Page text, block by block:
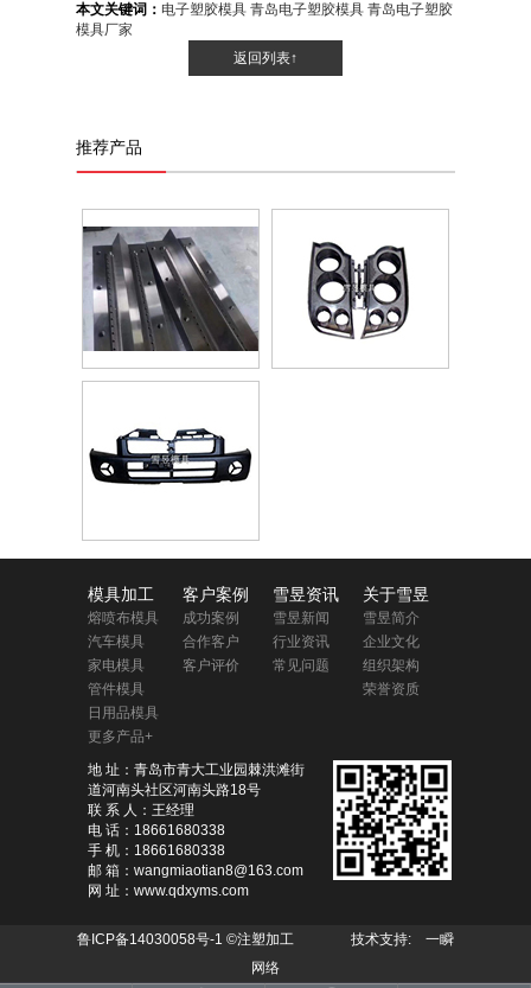
本文关键词： 电子塑胶模具 青岛电子塑胶模具 青岛电子塑胶
模具厂家
返回列表↑
推荐产品
模具加工
熔喷布模具
汽车模具
家电模具
管件模具
日用品模具
更多产品+
客户案例
成功案例
合作客户
客户评价
雪昱资讯
雪昱新闻
行业资讯
常见问题
关于雪昱
雪昱简介
企业文化
组织架构
荣誉资质
地 址：青岛市青大工业园棘洪滩街
道河南头社区河南头路18号
联 系 人：王经理
电 话：18661680338
手 机：18661680338
邮 箱：wangmiaotian8@163.com
网 址：www.qdxyms.com
鲁ICP备14030058号-1 ©注塑加工 技术支持: 一瞬
网络